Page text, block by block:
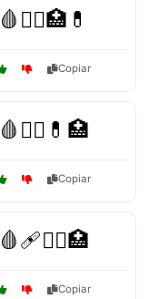
🩸🧑‍⚕️🏥💊
Copiar
🩸🧑‍⚕️💊🏥
Copiar
🩸🩹🧑‍⚕️🏥
Copiar